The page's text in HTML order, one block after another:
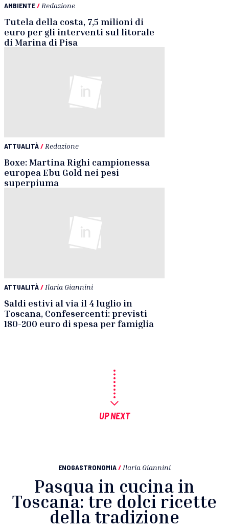
AMBIENTE/ Redazione
Tutela della costa, 7,5 milioni di
euro per gli interventi sul litorale
di Marina di Pisa
ATTUALITÀ/ Redazione
Boxe: Martina Righi campionessa
europea Ebu Gold nei pesi
superpiuma
ATTUALITÀ/ Ilaria Giannini
Saldi estivi al via il 4 luglio in
Toscana, Confesercenti: previsti
180-200 euro di spesa per famiglia
UP NEXT
ENOGASTRONOMIA/ Ilaria Giannini
Pasqua in cucina in
Toscana: tre dolci ricette
della tradizione